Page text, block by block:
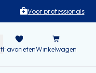
Voor professionals
FavorietenWinkelwagen